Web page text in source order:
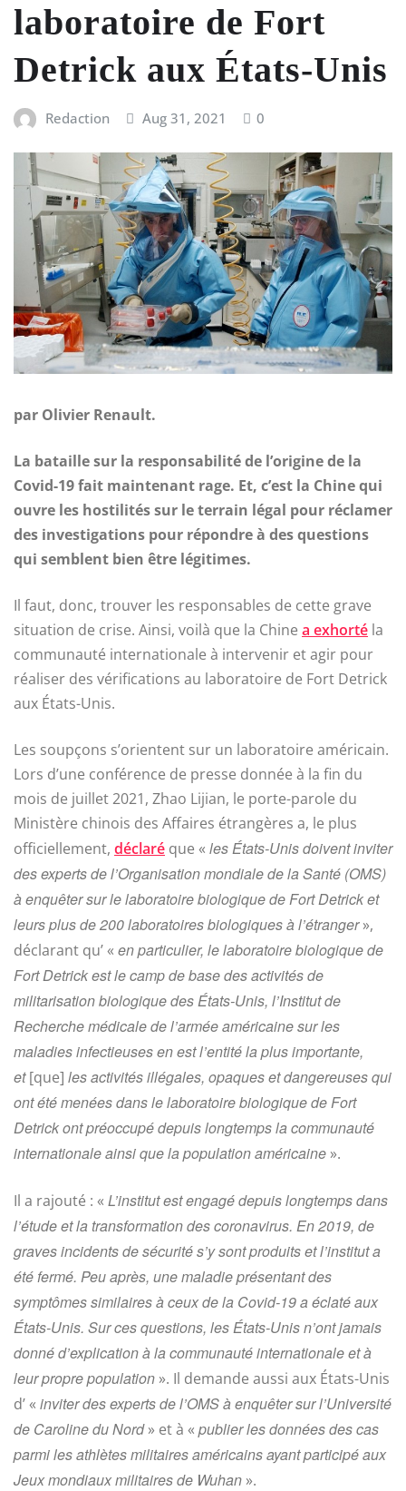
laboratoire de Fort
Detrick aux États-Unis
Redaction Aug 31, 2021 0
par Olivier Renault.
La bataille sur la responsabilité de l’origine de la
Covid-19 fait maintenant rage. Et, c’est la Chine qui
ouvre les hostilités sur le terrain légal pour réclamer
des investigations pour répondre à des questions
qui semblent bien être légitimes.
Il faut, donc, trouver les responsables de cette grave
situation de crise. Ainsi, voilà que la Chine a exhorté la
communauté internationale à intervenir et agir pour
réaliser des vérifications au laboratoire de Fort Detrick
aux États-Unis.
Les soupçons s’orientent sur un laboratoire américain.
Lors d’une conférence de presse donnée à la fin du
mois de juillet 2021, Zhao Lijian, le porte-parole du
Ministère chinois des Affaires étrangères a, le plus
officiellement, déclaré que « les États-Unis doivent inviter
des experts de l’Organisation mondiale de la Santé (OMS)
à enquêter sur le laboratoire biologique de Fort Detrick et
leurs plus de 200 laboratoires biologiques à l’étranger»,
déclarant qu’ « en particulier, le laboratoire biologique de
Fort Detrick est le camp de base des activités de
militarisation biologique des États-Unis, l’Institut de
Recherche médicale de l’armée américaine sur les
maladies infectieuses en est l’entité la plus importante,
et[que] les activités illégales, opaques et dangereuses qui
ont été menées dans le laboratoire biologique de Fort
Detrick ont préoccupé depuis longtemps la communauté
internationale ainsi que la population américaine ».
Il a rajouté : « L’institut est engagé depuis longtemps dans
l’étude et la transformation des coronavirus. En 2019, de
graves incidents de sécurité s’y sont produits et l’institut a
été fermé. Peu après, une maladie présentant des
symptômes similaires à ceux de la Covid-19 a éclaté aux
États-Unis. Sur ces questions, les États-Unis n’ont jamais
donné d’explication à la communauté internationale et à
leur propre population ». Il demande aussi aux États-Unis
d’ « inviter des experts de l’OMS à enquêter sur l’Université
de Caroline du Nord» et à « publier les données des cas
parmi les athlètes militaires américains ayant participé aux
Jeux mondiaux militaires de Wuhan ».